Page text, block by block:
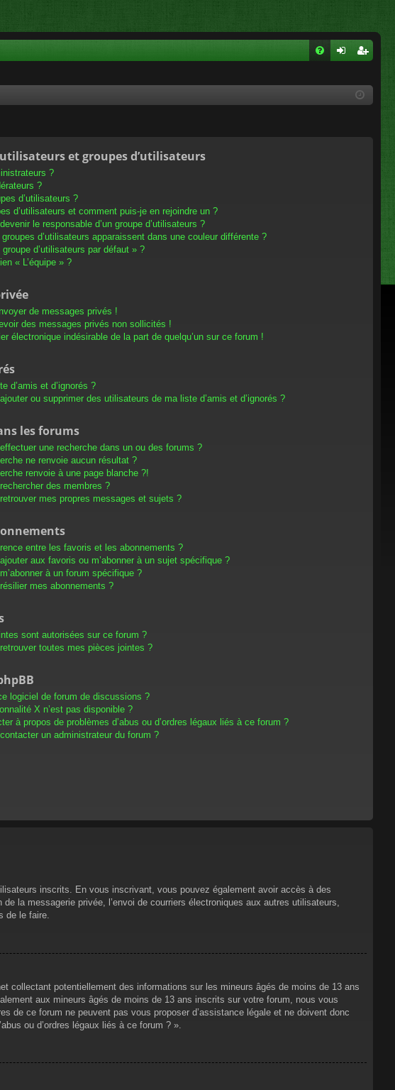
cri
et groupes d’utilisateurs
?
?
d’utilisateurs ?
d’utilisateurs et comment puis-je en rejoindre un ?
le responsable d’un groupe d’utilisateurs ?
d’utilisateurs apparaissent dans une couleur différente ?
groupe d’utilisateurs par défaut » ?
« L’équipe » ?
de messages privés !
des messages privés non sollicités !
électronique indésirable de la part de quelqu’un sur ce forum !
d’amis et d’ignorés ?
ou supprimer des utilisateurs de ma liste d’amis et d’ignorés ?
les forums
une recherche dans un ou des forums ?
ne renvoie aucun résultat ?
renvoie à une page blanche ?!
des membres ?
mes propres messages et sujets ?
entre les favoris et les abonnements ?
aux favoris ou m’abonner à un sujet spécifique ?
à un forum spécifique ?
mes abonnements ?
sont autorisées sur ce forum ?
toutes mes pièces jointes ?
logiciel de forum de discussions ?
X n’est pas disponible ?
à propos de problèmes d’abus ou d’ordres légaux liés à ce forum ?
un administrateur du forum ?
inscrits. En vous inscrivant, vous pouvez également avoir accès à des
la messagerie privée, l’envoi de courriers électroniques aux autres utilisateurs,
de le faire.
collectant potentiellement des informations sur les mineurs âgés de moins de 13 ans
aux mineurs âgés de moins de 13 ans inscrits sur votre forum, nous vous
de ce forum ne peuvent pas vous proposer d’assistance légale et ne doivent donc
ou d’ordres légaux liés à ce forum ? ».